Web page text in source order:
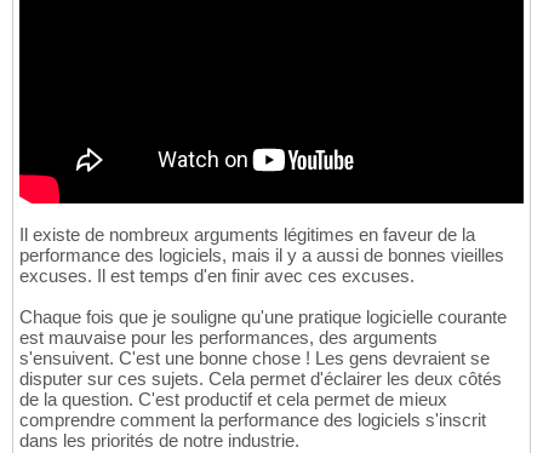
Il existe de nombreux arguments légitimes en faveur de la
performance des logiciels, mais il y a aussi de bonnes vieilles
excuses. Il est temps d'en finir avec ces excuses.
Chaque fois que je souligne qu'une pratique logicielle courante
est mauvaise pour les performances, des arguments
s'ensuivent. C'est une bonne chose ! Les gens devraient se
disputer sur ces sujets. Cela permet d'éclairer les deux côtés
de la question. C'est productif et cela permet de mieux
comprendre comment la performance des logiciels s'inscrit
dans les priorités de notre industrie.